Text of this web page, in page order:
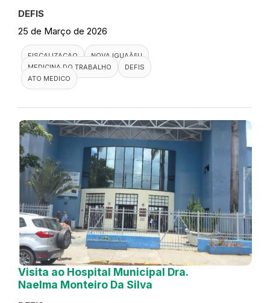
DEFIS
25 de Março de 2026
FISCALIZACAO
NOVA IGUAÃ§U
MEDICINA DO TRABALHO
DEFIS
ATO MEDICO
Visita ao Hospital Municipal Dra.
Naelma Monteiro Da Silva